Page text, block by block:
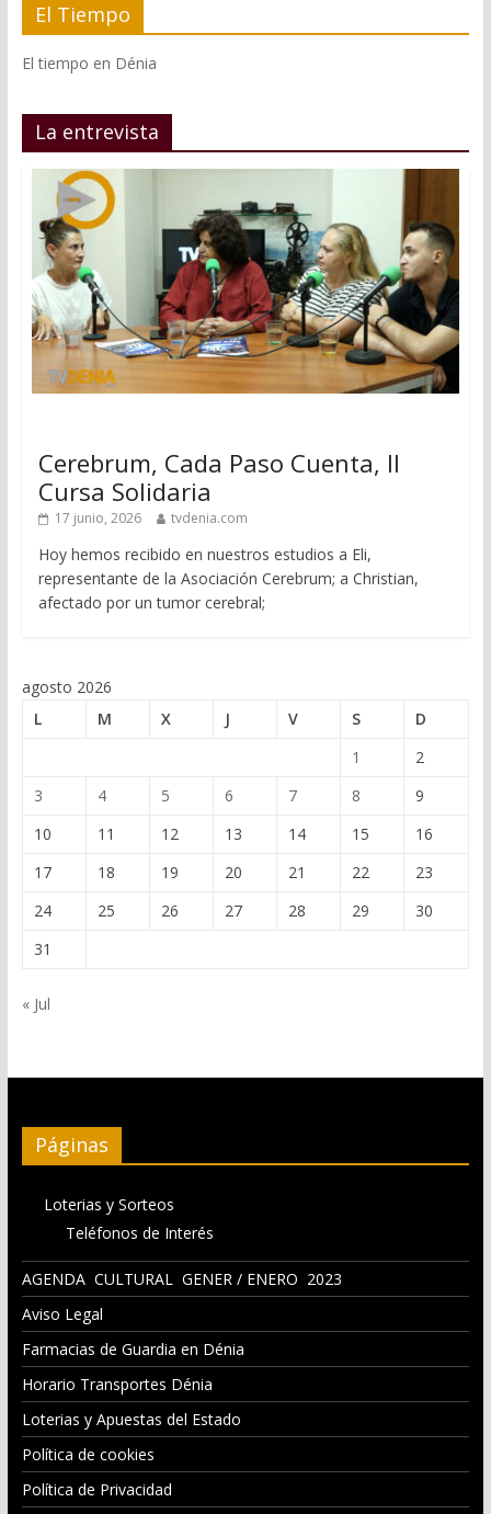
El Tiempo
El tiempo en Dénia
La entrevista
Cerebrum, Cada Paso Cuenta, II
Cursa Solidaria
17 junio, 2026 tvdenia.com
Hoy hemos recibido en nuestros estudios a Eli,
representante de la Asociación Cerebrum; a Christian,
afectado por un tumor cerebral;
agosto 2026
L
M X J V S
D
1
2
3
4 5 6 7 8
9
10
11 12 13 14 15
16
17
18 19 20 21 22
23
24
25 26 27 28 29
30
31
« Jul
Páginas
Loterias y Sorteos
Teléfonos de Interés
AGENDA CULTURAL GENER / ENERO 2023
Aviso Legal
Farmacias de Guardia en Dénia
Horario Transportes Dénia
Loterias y Apuestas del Estado
Política de cookies
Política de Privacidad